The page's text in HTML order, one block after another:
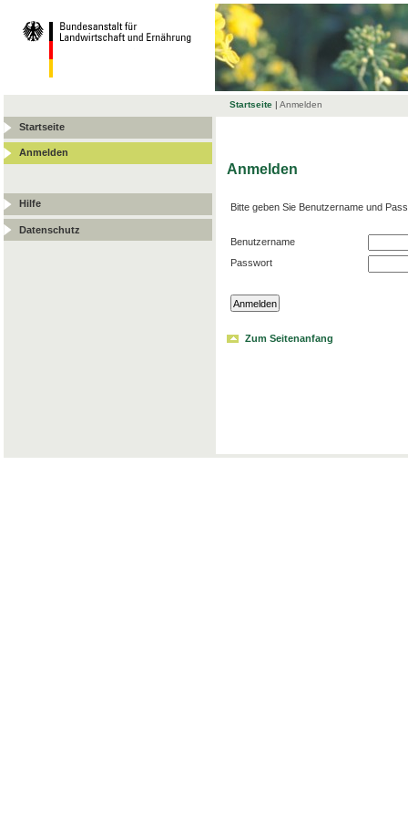
Startseite | Anmelden
Startseite
Anmelden
Hilfe
Datenschutz
Anmelden
Bitte geben Sie Benutzername und
Benutzername
Passwort
Zum Seitenanfang